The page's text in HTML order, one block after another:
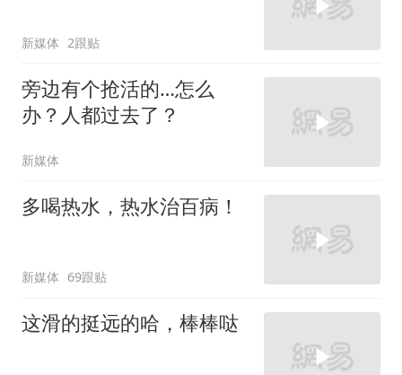
新媒体 2跟贴
旁边有个抢活的…怎么
办？人都过去了？
新媒体
多喝热水，热水治百病！
新媒体 69跟贴
这滑的挺远的哈，棒棒哒